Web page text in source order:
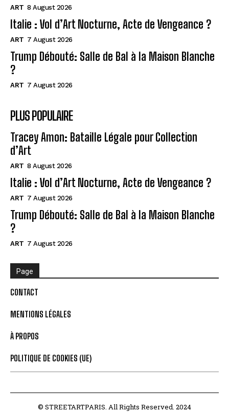
ART 8 August 2026
Italie : Vol d’Art Nocturne, Acte de Vengeance ?
ART 7 August 2026
Trump Débouté: Salle de Bal à la Maison Blanche
?
ART 7 August 2026
PLUS POPULAIRE
Tracey Amon: Bataille Légale pour Collection
d’Art
ART 8 August 2026
Italie : Vol d’Art Nocturne, Acte de Vengeance ?
ART 7 August 2026
Trump Débouté: Salle de Bal à la Maison Blanche
?
ART 7 August 2026
Page
CONTACT
MENTIONS LÉGALES
À PROPOS
POLITIQUE DE COOKIES (UE)
© STREETARTPARIS. All Rights Reserved. 2024